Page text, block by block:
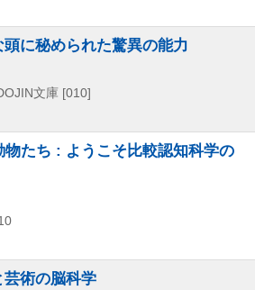
に秘められた驚異の能力
文庫 [010]
物たち : ようこそ比較認知科学の
術の脳科学